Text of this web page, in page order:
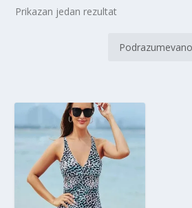
Prikazan jedan rezultat